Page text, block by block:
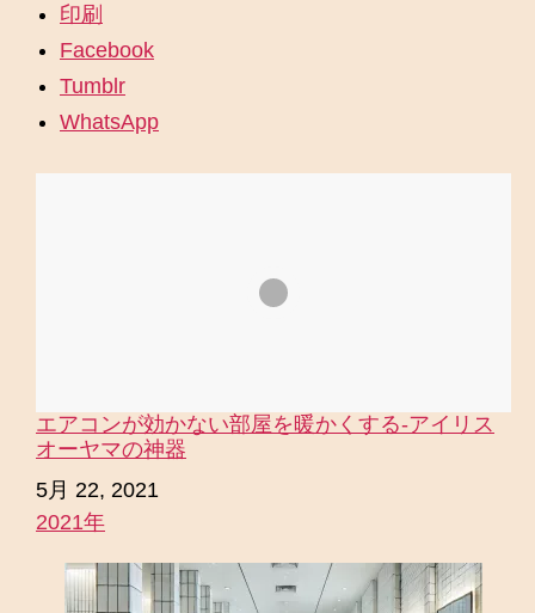
印刷
Facebook
Tumblr
WhatsApp
エアコンが効かない部屋を暖かくする-アイリス
オーヤマの神器
日付
5月 22, 2021
関連理由
2021年